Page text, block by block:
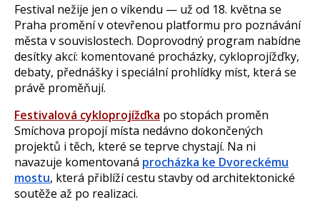
Festival nežije jen o víkendu — už od 18. května se
Praha promění v otevřenou platformu pro poznávání
města v souvislostech. Doprovodný program nabídne
desítky akcí: komentované procházky, cykloprojížďky,
debaty, přednášky i speciální prohlídky míst, která se
právě proměňují.
Festivalová cykloprojížďka po stopách proměn
Smíchova propojí místa nedávno dokončených
projektů i těch, které se teprve chystají. Na ni
navazuje komentovaná procházka ke Dvoreckému
mostu, která přiblíží cestu stavby od architektonické
soutěže až po realizaci.